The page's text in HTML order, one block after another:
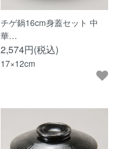
チゲ鍋16cm身蓋セット 中
華…
2,574円(税込)
17×12cm